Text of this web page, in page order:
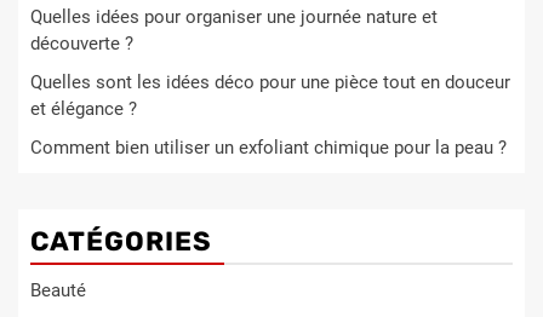
Quelles idées pour organiser une journée nature et
découverte ?
Quelles sont les idées déco pour une pièce tout en douceur
et élégance ?
Comment bien utiliser un exfoliant chimique pour la peau ?
CATÉGORIES
Beauté